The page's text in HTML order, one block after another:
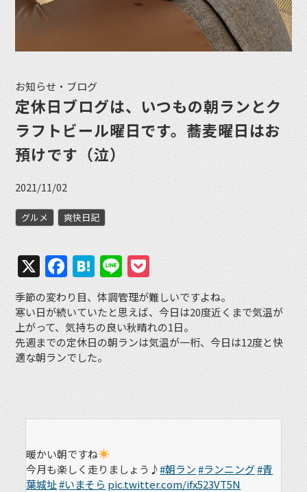
お知らせ・ブログ
定休日ブログは、いつもの朝ランとク
ラフトビール曜日です。蕎麦曜日はお
預けです（泣）
2021/11/02
グルメ 爽快日記
X Facebook
Hatena
Line
季節の変わり目、体調管理が難しいですよね。
寒い日が続いていたと思えば、今日は20度近くまで気温が
上がって、気持ちの良い秋晴れの1日。
先週までの定休日の朝ランは気温が一桁、今日は12度と快
適な朝ランでした。
暖かい朝ですね
今月も楽しく走りましょう♪#朝ラン #ランニング#青
葉城址#いまそら pic.twitter.com/ifx523VT5N